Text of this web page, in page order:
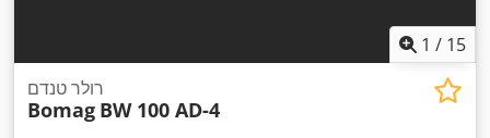
1 / 15
רולר טנדם
Bomag BW 100 AD-4